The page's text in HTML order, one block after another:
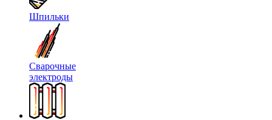
Шпильки
Сварочные
электроды